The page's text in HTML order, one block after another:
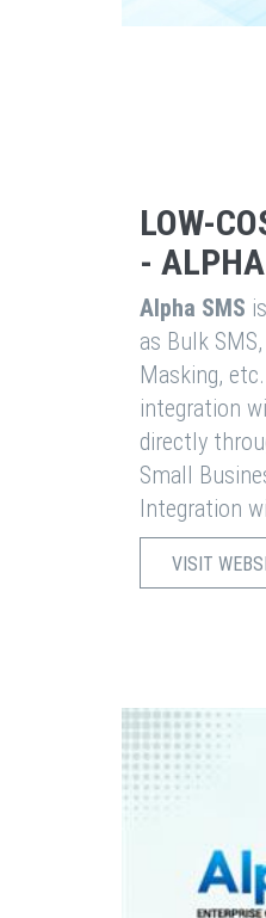
LOW-
-
Alpha SMS
as Bulk
Masking,
integration
directly
Small
Integration
VISIT